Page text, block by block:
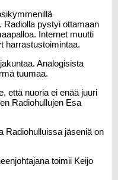
Radiolla pystyi ottamaan
Internet muutti
harrastustoimintaa.
Analogisista
tuumaa.
että nuoria ei enää juuri
Radiohullujen Esa
Radiohulluissa jäseniä on
toimii Keijo